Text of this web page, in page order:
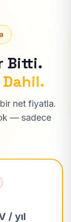
Bitti.
net fiyatla.
— sadece
/ yıl